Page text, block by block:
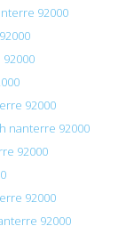
92000
92000
nanterre 92000
92000
92000
92000